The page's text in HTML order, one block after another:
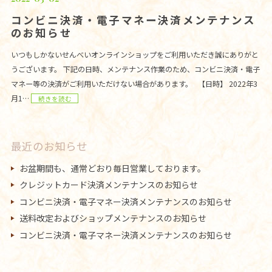
コンビニ決済・電子マネー決済メンテナンス
のお知らせ
いつもしかないせんべいオンラインショップをご利用いただき誠にありがと
うございます。 下記の日時、メンテナンス作業のため、コンビニ決済・電子
マネー等の決済がご利用いただけない場合があります。 【日時】 2022年3
月1…
続きを読む
最近のお知らせ
お盆期間も、通常どおり毎日営業しております。
クレジットカード決済メンテナンスのお知らせ
コンビニ決済・電子マネー決済メンテナンスのお知らせ
送料改定およびショップメンテナンスのお知らせ
コンビニ決済・電子マネー決済メンテナンスのお知らせ